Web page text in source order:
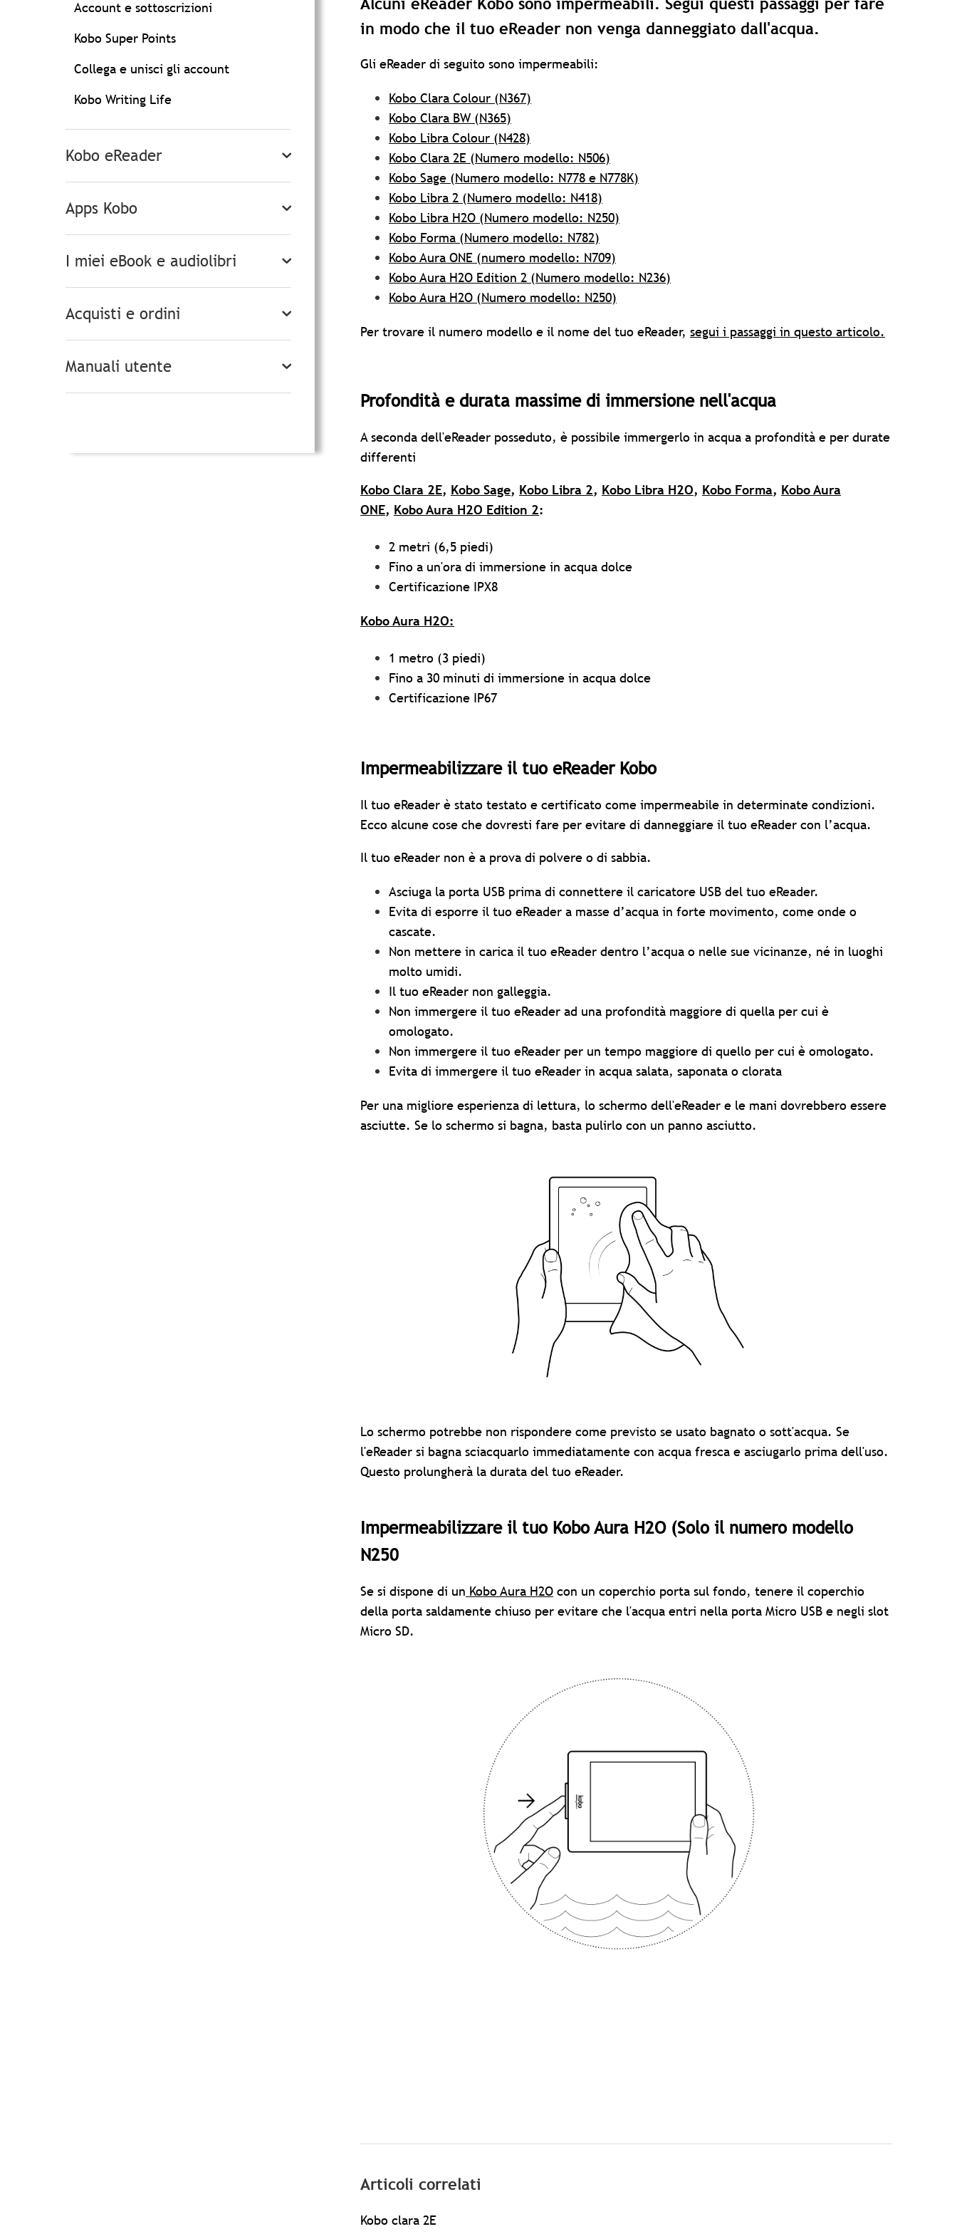
Account e sottoscrizioni
Kobo Super Points
Collega e unisci gli account
Kobo Writing Life
Kobo eReader
Apps Kobo
I miei eBook e audiolibri
Acquisti e ordini
Manuali utente
Alcuni eReader Kobo sono impermeabili. Segui questi passaggi per fare
in modo che il tuo eReader non venga danneggiato dall'acqua.
Gli eReader di seguito sono impermeabili:
Kobo Clara Colour (N367)
Kobo Clara BW (N365)
Kobo Libra Colour (N428)
Kobo Clara 2E (Numero modello: N506)
Kobo Sage (Numero modello: N778 e N778K)
Kobo Libra 2 (Numero modello: N418)
Kobo Libra H2O (Numero modello: N250)
Kobo Forma (Numero modello: N782)
Kobo Aura ONE (numero modello: N709)
Kobo Aura H2O Edition 2 (Numero modello: N236)
Kobo Aura H2O (Numero modello: N250)
Per trovare il numero modello e il nome del tuo eReader, segui i passaggi in questo articolo.
Profondità e durata massime di immersione nell'acqua
A seconda dell'eReader posseduto, è possibile immergerlo in acqua a profondità e per durate
differenti
Kobo Clara 2E, Kobo Sage, Kobo Libra 2, Kobo Libra H2O, Kobo Forma, Kobo Aura
ONE, Kobo Aura H2O Edition 2:
2 metri (6,5 piedi)
Fino a un'ora di immersione in acqua dolce
Certificazione IPX8
Kobo Aura H2O:
1 metro (3 piedi)
Fino a 30 minuti di immersione in acqua dolce
Certificazione IP67
Impermeabilizzare il tuo eReader Kobo
Il tuo eReader è stato testato e certificato come impermeabile in determinate condizioni.
Ecco alcune cose che dovresti fare per evitare di danneggiare il tuo eReader con l’acqua.
Il tuo eReader non è a prova di polvere o di sabbia.
Asciuga la porta USB prima di connettere il caricatore USB del tuo eReader.
Evita di esporre il tuo eReader a masse d’acqua in forte movimento, come onde o
cascate.
Non mettere in carica il tuo eReader dentro l’acqua o nelle sue vicinanze, né in luoghi
molto umidi.
Il tuo eReader non galleggia.
Non immergere il tuo eReader ad una profondità maggiore di quella per cui è
omologato.
Non immergere il tuo eReader per un tempo maggiore di quello per cui è omologato.
Evita di immergere il tuo eReader in acqua salata, saponata o clorata
Per una migliore esperienza di lettura, lo schermo dell'eReader e le mani dovrebbero essere
asciutte. Se lo schermo si bagna, basta pulirlo con un panno asciutto.
Lo schermo potrebbe non rispondere come previsto se usato bagnato o sott'acqua. Se
l'eReader si bagna sciacquarlo immediatamente con acqua fresca e asciugarlo prima dell'uso.
Questo prolungherà la durata del tuo eReader.
Impermeabilizzare il tuo Kobo Aura H2O (Solo il numero modello
N250
Se si dispone di un Kobo Aura H2O con un coperchio porta sul fondo, tenere il coperchio
della porta saldamente chiuso per evitare che l'acqua entri nella porta Micro USB e negli slot
Micro SD.
Articoli correlati
Kobo clara 2E